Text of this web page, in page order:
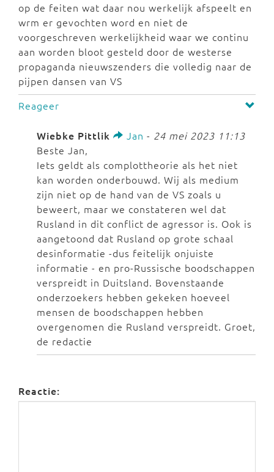
op de feiten wat daar nou werkelijk afspeelt en
wrm er gevochten word en niet de
voorgeschreven werkelijkheid waar we continu
aan worden bloot gesteld door de westerse
propaganda nieuwszenders die volledig naar de
pijpen dansen van VS
Reageer
Wiebke Pittlik Jan - 24 mei 2023 11:13
Beste Jan,
Iets geldt als complottheorie als het niet
kan worden onderbouwd. Wij als medium
zijn niet op de hand van de VS zoals u
beweert, maar we constateren wel dat
Rusland in dit conflict de agressor is. Ook is
aangetoond dat Rusland op grote schaal
desinformatie -dus feitelijk onjuiste
informatie - en pro-Russische boodschappen
verspreidt in Duitsland. Bovenstaande
onderzoekers hebben gekeken hoeveel
mensen de boodschappen hebben
overgenomen die Rusland verspreidt. Groet,
de redactie
Reactie: